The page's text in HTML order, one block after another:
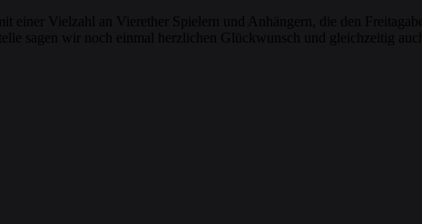
Vielzahl an Vierether Spielern und Anhängern, die den
sagen wir noch einmal herzlichen Glückwunsch und gleichzeitig